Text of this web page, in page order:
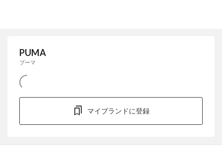
PUMA
プーマ
マイブランドに登録